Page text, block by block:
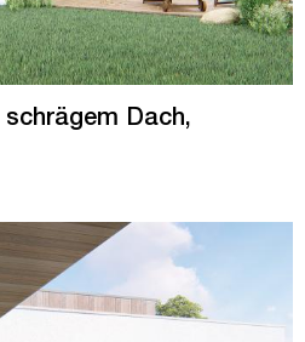
Dach,